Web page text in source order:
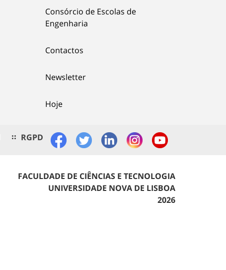
Consórcio de Escolas de
Engenharia
Contactos
Newsletter
Hoje
RGPD
FACULDADE DE CIÊNCIAS E TECNOLOGIA
UNIVERSIDADE NOVA DE LISBOA
2026